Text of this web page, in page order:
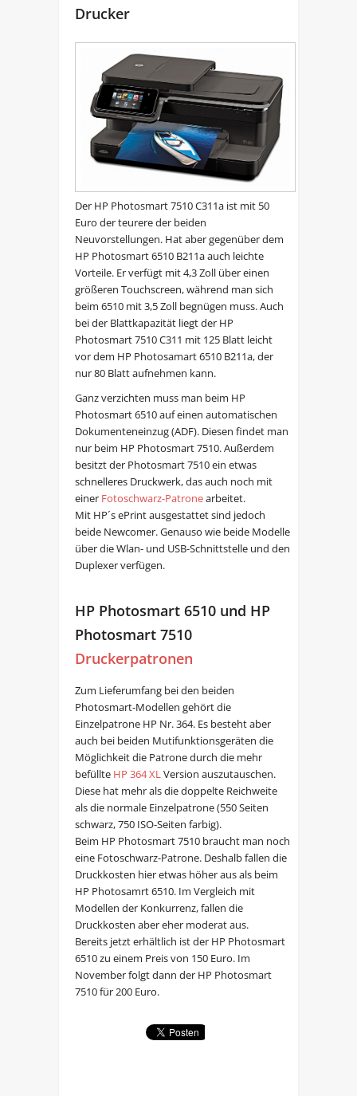
Drucker
Der HP Photosmart 7510 C311a ist mit 50
Euro der teurere der beiden
Neuvorstellungen. Hat aber gegenüber dem
HP Photosmart 6510 B211a auch leichte
Vorteile. Er verfügt mit 4,3 Zoll über einen
größeren Touchscreen, während man sich
beim 6510 mit 3,5 Zoll begnügen muss. Auch
bei der Blattkapazität liegt der HP
Photosmart 7510 C311 mit 125 Blatt leicht
vor dem HP Photosamart 6510 B211a, der
nur 80 Blatt aufnehmen kann.
Ganz verzichten muss man beim HP
Photosmart 6510 auf einen automatischen
Dokumenteneinzug (ADF). Diesen findet man
nur beim HP Photosmart 7510. Außerdem
besitzt der Photosmart 7510 ein etwas
schnelleres Druckwerk, das auch noch mit
einer Fotoschwarz-Patronearbeitet.
Mit HP´s ePrint ausgestattet sind jedoch
beide Newcomer. Genauso wie beide Modelle
über die Wlan- und USB-Schnittstelle und den
Duplexer verfügen.
HP Photosmart 6510 und HP
Photosmart 7510
Druckerpatronen
Zum Lieferumfang bei den beiden
Photosmart-Modellen gehört die
Einzelpatrone HP Nr. 364. Es besteht aber
auch bei beiden Mutifunktionsgeräten die
Möglichkeit die Patrone durch die mehr
befüllte HP 364 XL Version auszutauschen.
Diese hat mehr als die doppelte Reichweite
als die normale Einzelpatrone (550 Seiten
schwarz, 750 ISO-Seiten farbig).
Beim HP Photosmart 7510 braucht man noch
eine Fotoschwarz-Patrone. Deshalb fallen die
Druckkosten hier etwas höher aus als beim
HP Photosamrt 6510. Im Vergleich mit
Modellen der Konkurrenz, fallen die
Druckkosten aber eher moderat aus.
Bereits jetzt erhältlich ist der HP Photosmart
6510 zu einem Preis von 150 Euro. Im
November folgt dann der HP Photosmart
7510 für 200 Euro.